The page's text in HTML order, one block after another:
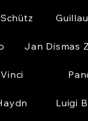
Jan Dismas
Luigi